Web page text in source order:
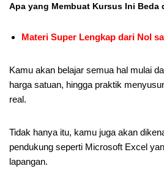
Apa yang Membuat Kursus Ini Beda
Materi Super Lengkap dari Nol
Kamu akan belajar semua hal mulai
harga satuan, hingga praktik
real.
Tidak hanya itu, kamu juga akan
pendukung seperti Microsoft Excel
lapangan.